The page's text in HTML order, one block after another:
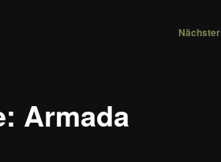
Nächster
Armada